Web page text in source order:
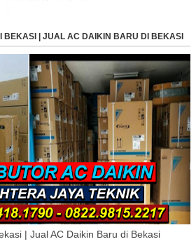
BEKASI | JUAL AC DAIKIN BARU DI BEKASI
| Jual AC Daikin Baru di Bekasi